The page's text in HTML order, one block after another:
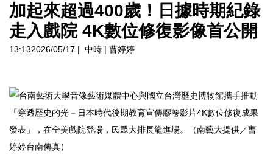
加起來超過400歲！日據時期紀錄
走入戲院 4K數位修復影像首公開
13:132026/05/17 | 中時 | 曹婷婷